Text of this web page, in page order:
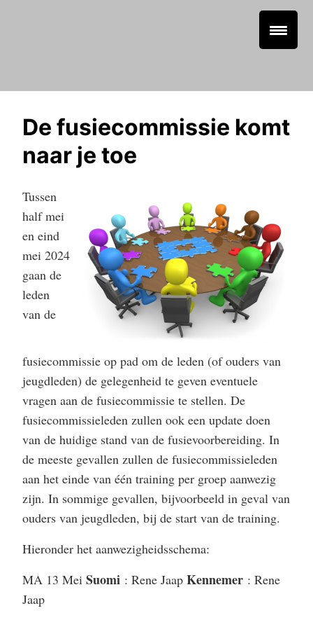
De fusiecommissie komt
naar je toe
Tussen
half mei
en eind
mei 2024
gaan de
leden
van de
fusiecommissie op pad om de leden (of ouders van
jeugdleden) de gelegenheid te geven eventuele
vragen aan de fusiecommissie te stellen. De
fusiecommissieleden zullen ook een update doen
van de huidige stand van de fusievoorbereiding. In
de meeste gevallen zullen de fusiecommissieleden
aan het einde van één training per groep aanwezig
zijn. In sommige gevallen, bijvoorbeeld in geval van
ouders van jeugdleden, bij de start van de training.
Hieronder het aanwezigheidsschema:
MA 13 Mei Suomi : Rene Jaap Kennemer : Rene
Jaap